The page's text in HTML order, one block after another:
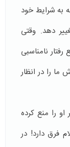
به شرایط خود
دهد. وقتی
نامناسبی
ما را در انظار
را منع کرده
فرق دارد! در